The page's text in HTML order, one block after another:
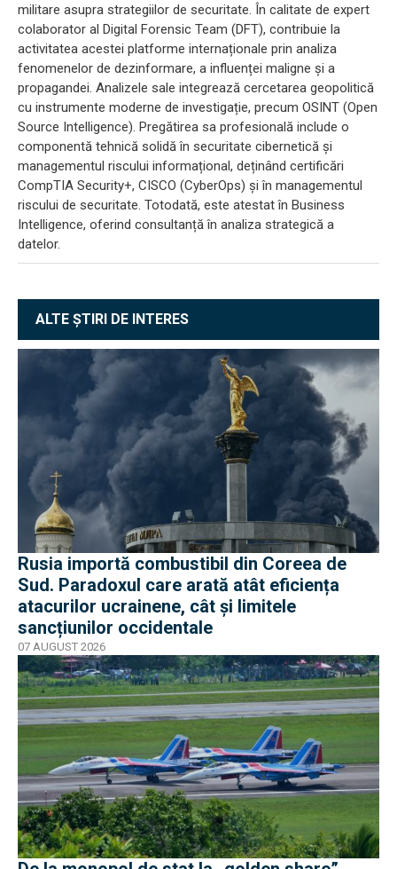
militare asupra strategiilor de securitate. În calitate de expert
colaborator al Digital Forensic Team (DFT), contribuie la
activitatea acestei platforme internaționale prin analiza
fenomenelor de dezinformare, a influenței maligne și a
propagandei. Analizele sale integrează cercetarea geopolitică
cu instrumente moderne de investigație, precum OSINT (Open
Source Intelligence). Pregătirea sa profesională include o
componentă tehnică solidă în securitate cibernetică și
managementul riscului informațional, deținând certificări
CompTIA Security+, CISCO (CyberOps) și în managementul
riscului de securitate. Totodată, este atestat în Business
Intelligence, oferind consultanță în analiza strategică a
datelor.
ALTE ȘTIRI DE INTERES
Rusia importă combustibil din Coreea de
Sud. Paradoxul care arată atât eficiența
atacurilor ucrainene, cât și limitele
sancțiunilor occidentale
07 AUGUST 2026